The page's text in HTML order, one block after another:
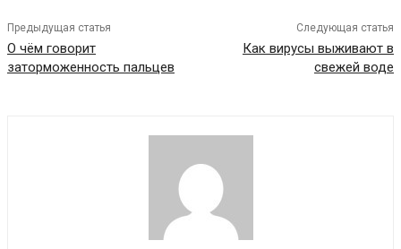
Предыдущая статья
О чём говорит
заторможенность пальцев
Следующая статья
Как вирусы выживают в
свежей воде